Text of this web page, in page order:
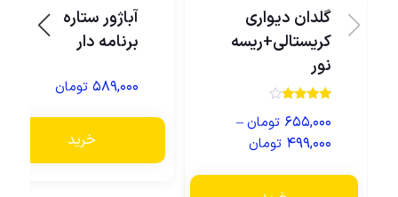
گلدان دیواری
کریستالی+ریسه
نور
3.75
۶۵۵,۰۰۰ تومان–
۴۹۹,۰۰۰ تومان
آباژور ستاره ساز
برنامه دار
۵۸۹,۰۰۰ تومان
خرید